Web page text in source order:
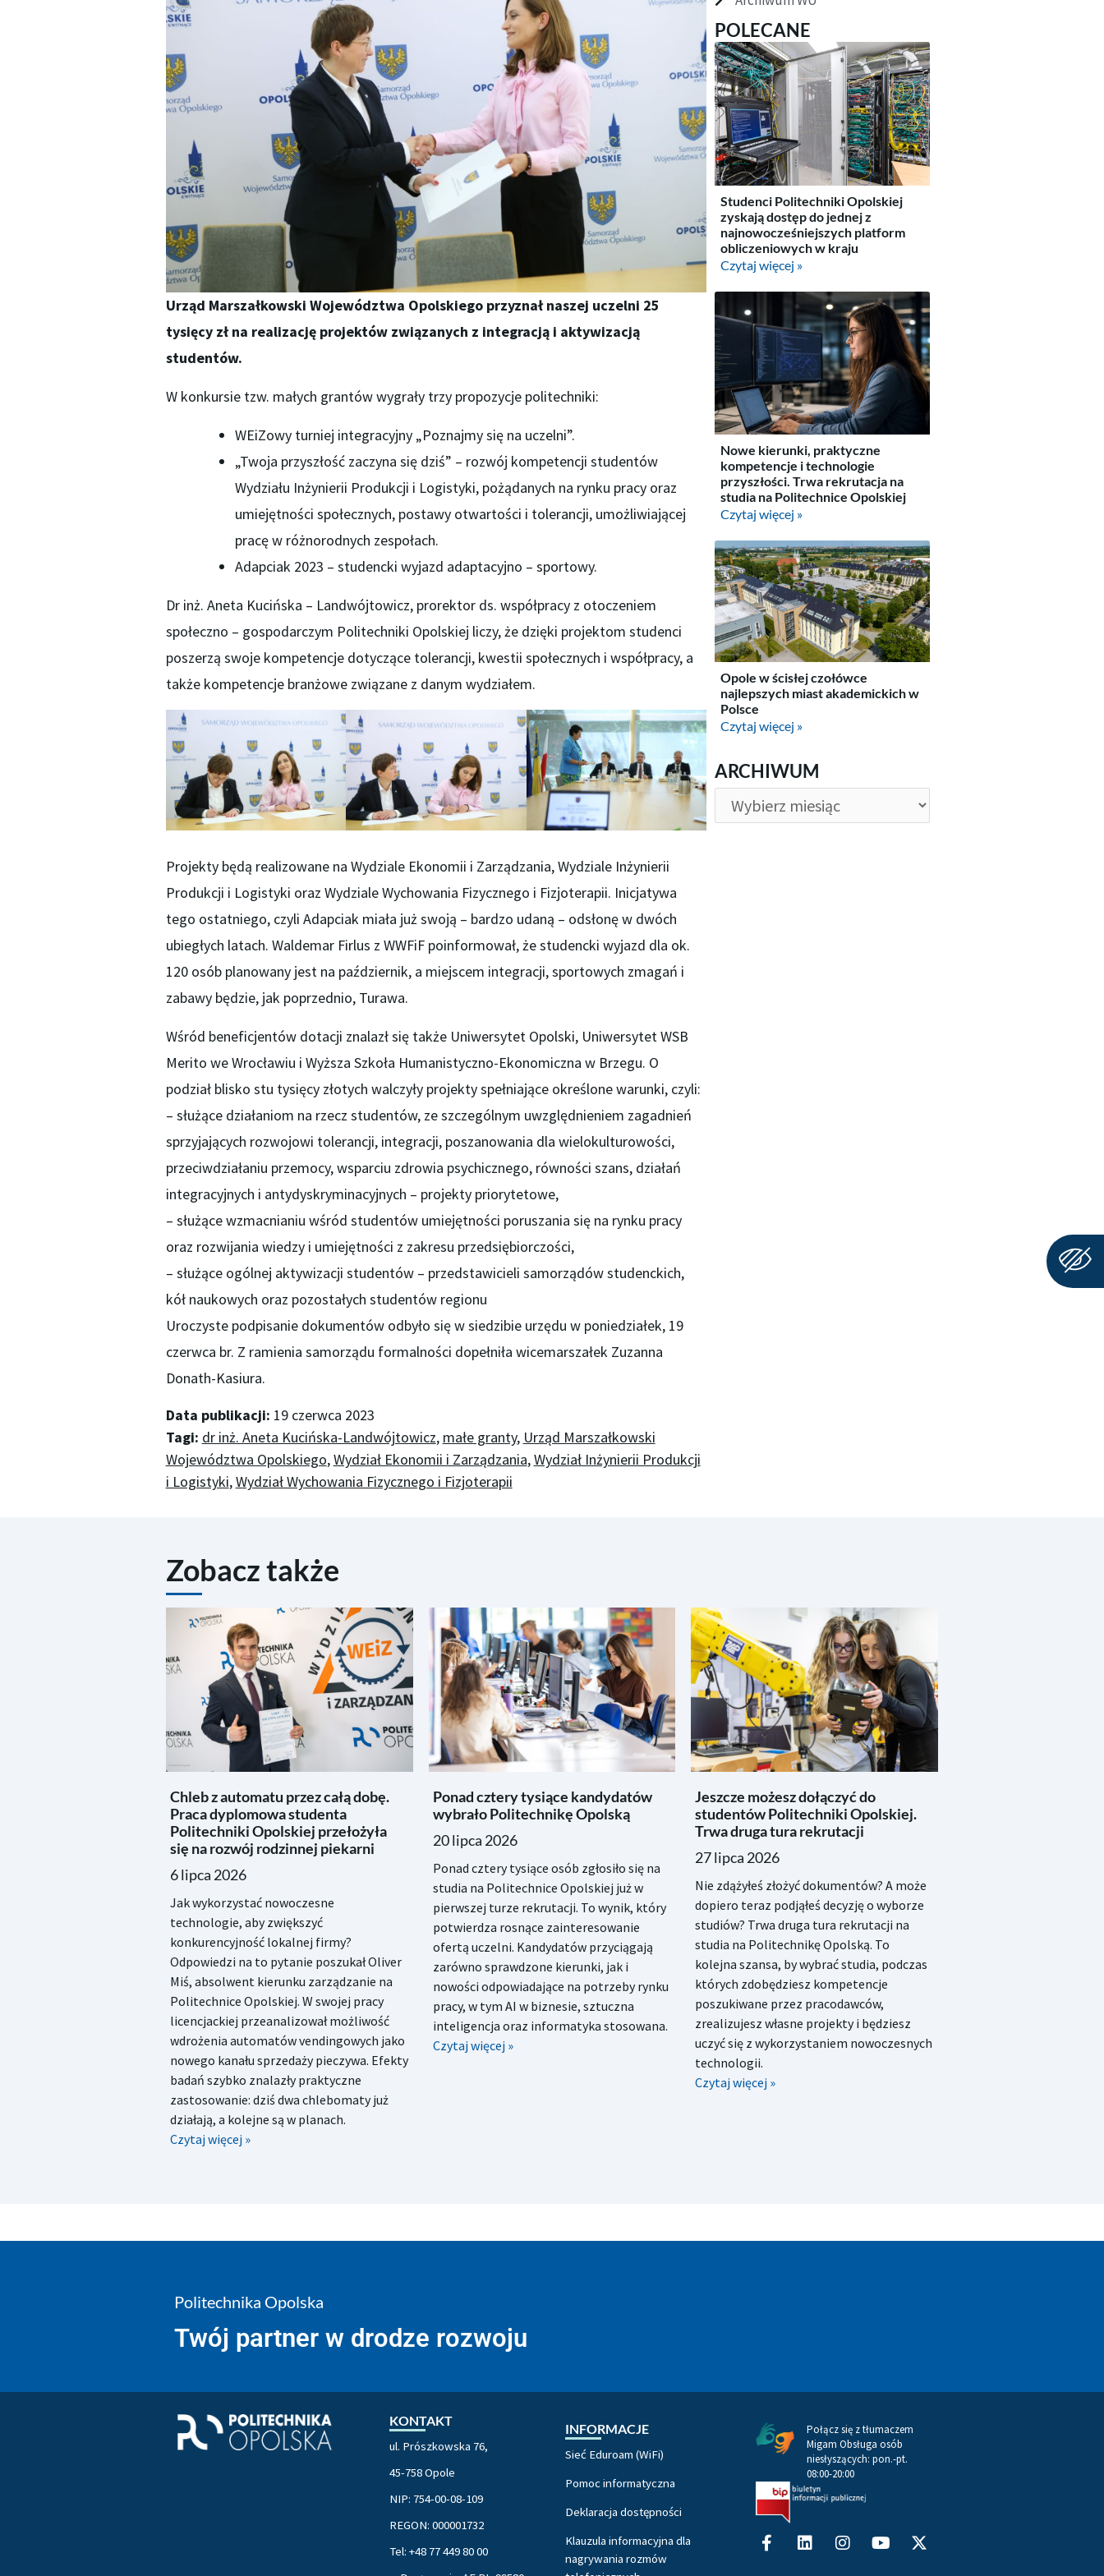
Urząd Marszałkowski Województwa Opolskiego przyznał naszej uczelni 25
tysięcy zł na realizację projektów związanych z integracją i aktywizacją
studentów.
W konkursie tzw. małych grantów wygrały trzy propozycje politechniki:
WEiZowy turniej integracyjny „Poznajmy się na uczelni”.
„Twoja przyszłość zaczyna się dziś” – rozwój kompetencji studentów
Wydziału Inżynierii Produkcji i Logistyki, pożądanych na rynku pracy oraz
umiejętności społecznych, postawy otwartości i tolerancji, umożliwiającej
pracę w różnorodnych zespołach.
Adapciak 2023 – studencki wyjazd adaptacyjno – sportowy.
Dr inż. Aneta Kucińska – Landwójtowicz, prorektor ds. współpracy z otoczeniem
społeczno – gospodarczym Politechniki Opolskiej liczy, że dzięki projektom studenci
poszerzą swoje kompetencje dotyczące tolerancji, kwestii społecznych i współpracy, a
także kompetencje branżowe związane z danym wydziałem.
Projekty będą realizowane na Wydziale Ekonomii i Zarządzania, Wydziale Inżynierii
Produkcji i Logistyki oraz Wydziale Wychowania Fizycznego i Fizjoterapii. Inicjatywa
tego ostatniego, czyli Adapciak miała już swoją – bardzo udaną – odsłonę w dwóch
ubiegłych latach. Waldemar Firlus z WWFiF poinformował, że studencki wyjazd dla ok.
120 osób planowany jest na październik, a miejscem integracji, sportowych zmagań i
zabawy będzie, jak poprzednio, Turawa.
Wśród beneficjentów dotacji znalazł się także Uniwersytet Opolski, Uniwersytet WSB
Merito we Wrocławiu i Wyższa Szkoła Humanistyczno-Ekonomiczna w Brzegu. O
podział blisko stu tysięcy złotych walczyły projekty spełniające określone warunki, czyli:
– służące działaniom na rzecz studentów, ze szczególnym uwzględnieniem zagadnień
sprzyjających rozwojowi tolerancji, integracji, poszanowania dla wielokulturowości,
przeciwdziałaniu przemocy, wsparciu zdrowia psychicznego, równości szans, działań
integracyjnych i antydyskryminacyjnych – projekty priorytetowe,
– służące wzmacnianiu wśród studentów umiejętności poruszania się na rynku pracy
oraz rozwijania wiedzy i umiejętności z zakresu przedsiębiorczości,
– służące ogólnej aktywizacji studentów – przedstawicieli samorządów studenckich,
kół naukowych oraz pozostałych studentów regionu
Uroczyste podpisanie dokumentów odbyło się w siedzibie urzędu w poniedziałek, 19
czerwca br. Z ramienia samorządu formalności dopełniła wicemarszałek Zuzanna
Donath-Kasiura.
Data publikacji: 19 czerwca 2023
Tagi: dr inż. Aneta Kucińska-Landwójtowicz, małe granty, Urząd Marszałkowski
Województwa Opolskiego,Wydział Ekonomii i Zarządzania,Wydział Inżynierii Produkcji
i Logistyki,Wydział Wychowania Fizycznego i Fizjoterapii
POLECANE
Studenci Politechniki Opolskiej
zyskają dostęp do jednej z
najnowocześniejszych platform
obliczeniowych w kraju
Czytaj więcej »
Nowe kierunki, praktyczne
kompetencje i technologie
przyszłości. Trwa rekrutacja na
studia na Politechnice Opolskiej
Czytaj więcej »
Opole w ścisłej czołówce
najlepszych miast akademickich w
Polsce
Czytaj więcej »
ARCHIWUM
ARCHIWUM
Zobacz także
Chleb z automatu przez całą dobę.
Praca dyplomowa studenta
Politechniki Opolskiej przełożyła
się na rozwój rodzinnej piekarni
6 lipca 2026
Jak wykorzystać nowoczesne
technologie, aby zwiększyć
konkurencyjność lokalnej firmy?
Odpowiedzi na to pytanie poszukał Oliver
Miś, absolwent kierunku zarządzanie na
Politechnice Opolskiej. W swojej pracy
licencjackiej przeanalizował możliwość
wdrożenia automatów vendingowych jako
nowego kanału sprzedaży pieczywa. Efekty
badań szybko znalazły praktyczne
zastosowanie: dziś dwa chlebomaty już
działają, a kolejne są w planach.
Czytaj więcej »
Ponad cztery tysiące kandydatów
wybrało Politechnikę Opolską
20 lipca 2026
Ponad cztery tysiące osób zgłosiło się na
studia na Politechnice Opolskiej już w
pierwszej turze rekrutacji. To wynik, który
potwierdza rosnące zainteresowanie
ofertą uczelni. Kandydatów przyciągają
zarówno sprawdzone kierunki, jak i
nowości odpowiadające na potrzeby rynku
pracy, w tym AI w biznesie, sztuczna
inteligencja oraz informatyka stosowana.
Czytaj więcej »
Jeszcze możesz dołączyć do
studentów Politechniki Opolskiej.
Trwa druga tura rekrutacji
27 lipca 2026
Nie zdążyłeś złożyć dokumentów? A może
dopiero teraz podjąłeś decyzję o wyborze
studiów? Trwa druga tura rekrutacji na
studia na Politechnikę Opolską. To
kolejna szansa, by wybrać studia, podczas
których zdobędziesz kompetencje
poszukiwane przez pracodawców,
zrealizujesz własne projekty i będziesz
uczyć się z wykorzystaniem nowoczesnych
technologii.
Czytaj więcej »
Politechnika Opolska
Twój partner w drodze rozwoju
KONTAKT
ul. Prószkowska 76,
45-758 Opole
NIP: 754-00-08-109
REGON: 000001732
Tel: +48 77 449 80 00
INFORMACJE
Sieć Eduroam (WiFi)
Pomoc informatyczna
Deklaracja dostępności
Klauzula informacyjna dla
nagrywania rozmów
Połącz się z tłumaczem
Migam Obsługa osób
niesłyszących: pon.-pt.
08:00-20:00
Facebook-
f
LinkedinInstagram
Youtube
X-
twitter